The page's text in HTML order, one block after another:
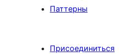
Паттерны
Присоединиться